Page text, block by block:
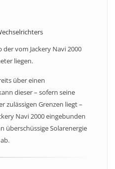
vom Jackery Navi 2000
liegen.
über einen
dieser – sofern seine
zulässigen Grenzen liegt –
Navi 2000 eingebunden
überschüssige Solarenergie